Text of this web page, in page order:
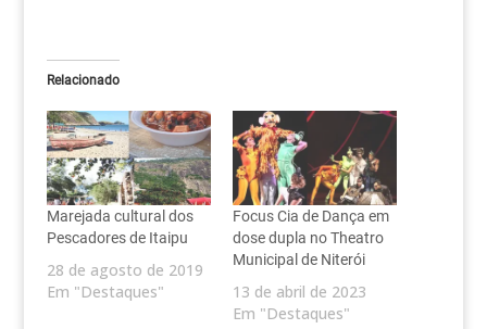
Relacionado
Marejada cultural dos
Pescadores de Itaipu
28 de agosto de 2019
Em "Destaques"
Focus Cia de Dança em
dose dupla no Theatro
Municipal de Niterói
13 de abril de 2023
Em "Destaques"